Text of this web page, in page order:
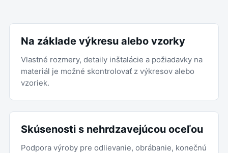
Na základe výkresu alebo vzorky
Vlastné rozmery, detaily inštalácie a požiadavky na
materiál je možné skontrolovať z výkresov alebo
vzoriek.
Skúsenosti s nehrdzavejúcou oceľou
Podpora výroby pre odlievanie, obrábanie, konečnú